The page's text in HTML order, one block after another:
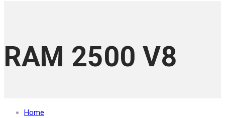
RAM 2500 V8
Home